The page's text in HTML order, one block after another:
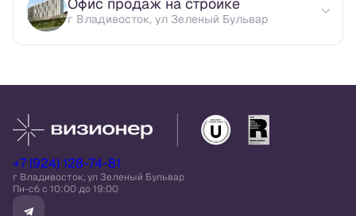
Офис продаж на стройке
г Владивосток, ул Зеленый Бульвар
+7 (924) 128-74-81
г Владивосток, ул Зеленый Бульвар
Пн-сб c 10:00 до 19:00